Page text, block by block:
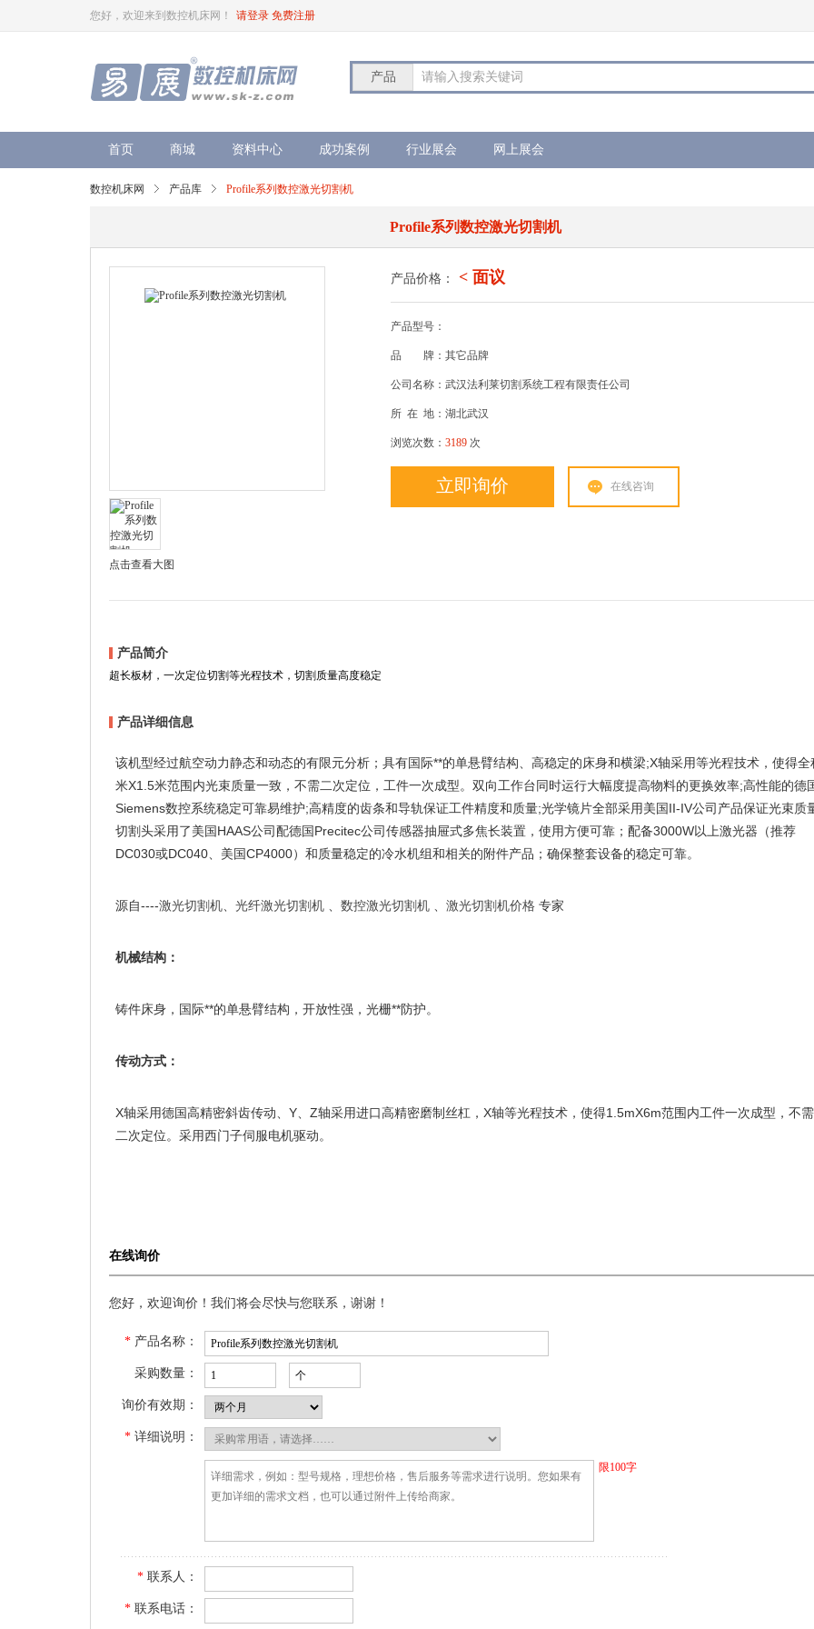
您好，欢迎来到数控机床网！ 请登录 免费注册
产品 请输入搜索关键词
首页 商城 资料中心 成功案例 行业展会 网上展会
数控机床网 产品库 Profile系列数控激光切割机
Profile系列数控激光切割机
点击查看大图
产品价格： < 面议
产品型号：
品 牌：其它品牌
公司名称：武汉法利莱切割系统工程有限责任公司
所 在 地：湖北武汉
浏览次数： 3189 次
立即询价 在线咨询
产品简介
超长板材，一次定位切割等光程技术，切割质量高度稳定
产品详细信息
该机型经过航空动力静态和动态的有限元分析；具有国际**的单悬臂结构、高稳定的床身和横梁;X轴采用等光程技术，使得全
米X1.5米范围内光束质量一致，不需二次定位，工件一次成型。双向工作台同时运行大幅度提高物料的更换效率;高性能的德
Siemens数控系统稳定可靠易维护;高精度的齿条和导轨保证工件精度和质量;光学镜片全部采用美国 II-IV公司产品保证光束质
切割头采用了美国 HAAS公司配德国 Precitec公司传感器抽屉式多焦长装置，使用方便可靠；配备3000W以上激光器（推荐
DC030或DC040、美国CP4000）和质量稳定的冷水机组和相关的附件产品；确保整套设备的稳定可靠。
源自----激光切割机、 光纤激光切割机、 数控激光切割机、 激光切割机价格专家
机械结构：
铸件床身，国际**的单悬臂结构，开放性强，光栅**防护。
传动方式：
X轴采用德国高精密斜齿传动、 Y、 Z轴采用进口高精密磨制丝杠， X轴等光程技术，使得1.5mX6m范围内工件一次成型，不
二次定位。采用西门子伺服电机驱动。
在线询价
您好，欢迎询价！我们将会尽快与您联系，谢谢！
* 产品名称：
采购数量：
询价有效期：
* 详细说明：
限100字
* 联系人：
* 联系电话：